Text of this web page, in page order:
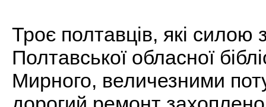
Троє полтавців, які
Полтавської обласної
Мирного, величезними